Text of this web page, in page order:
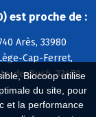
Biocoop utilise
du site, pour
et la performance
est proche de :
Arès, 33980
Cap-Ferret,
de-Buch, 33470